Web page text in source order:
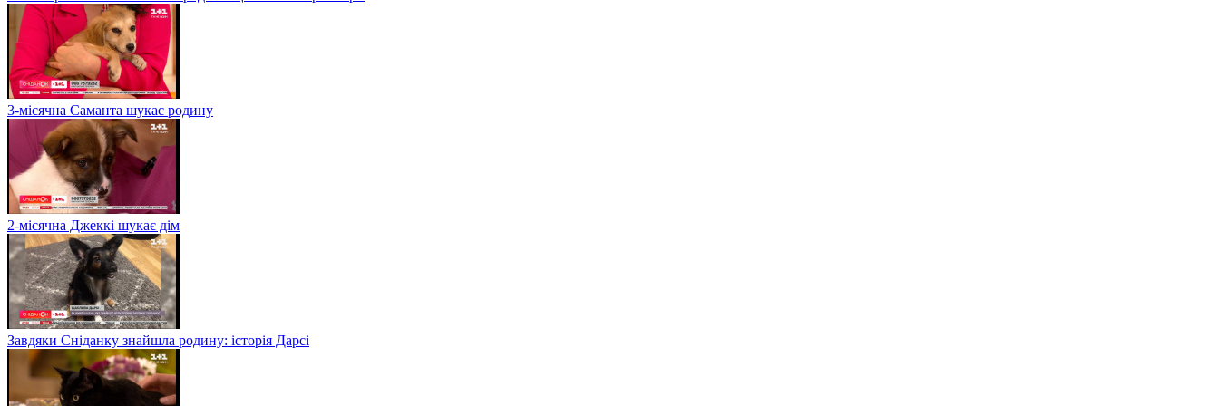
3-місячна Саманта шукає родину
2-місячна Джеккі шукає дім
Завдяки Сніданку знайшла родину: історія Дарсі